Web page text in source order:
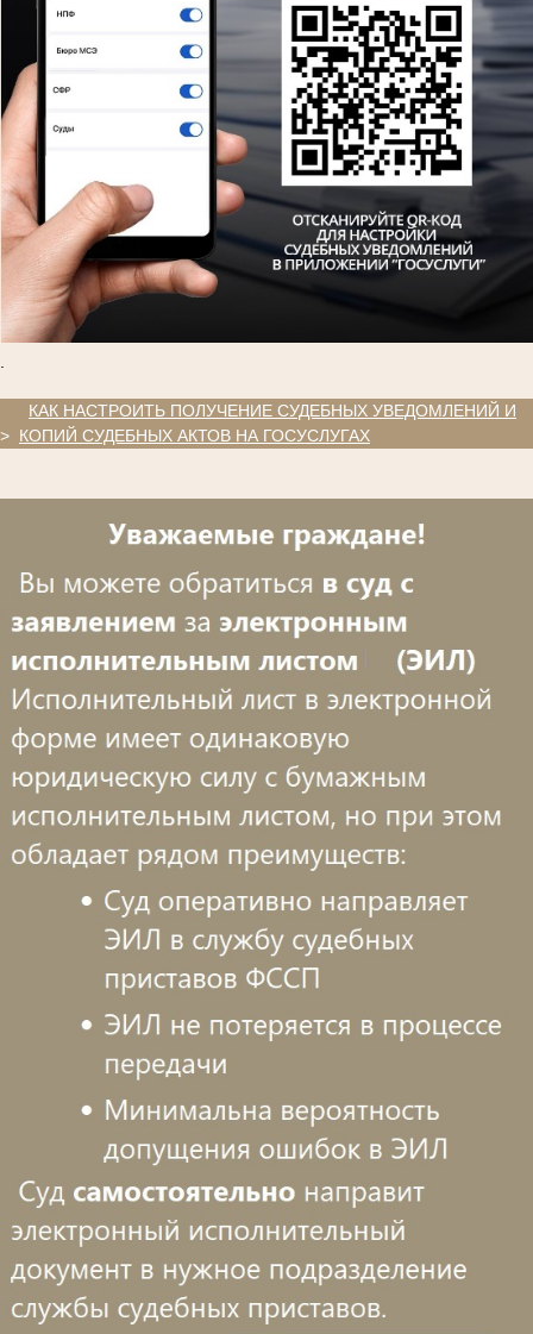
>
КАК НАСТРОИТЬ ПОЛУЧЕНИЕ СУДЕБНЫХ УВЕДОМЛЕНИЙ И
КОПИЙ СУДЕБНЫХ АКТОВ НА ГОСУСЛУГАХ